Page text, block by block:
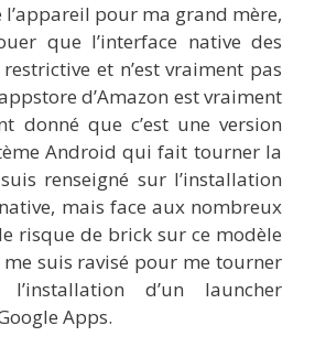
l’appareil pour ma grand mère,
que l’interface native des
et n’est vraiment pas
d’Amazon est vraiment
donné que c’est une version
Android qui fait tourner la
renseigné sur l’installation
mais face aux nombreux
risque de brick sur ce modèle
suis ravisé pour me tourner
d’un launcher
Apps.